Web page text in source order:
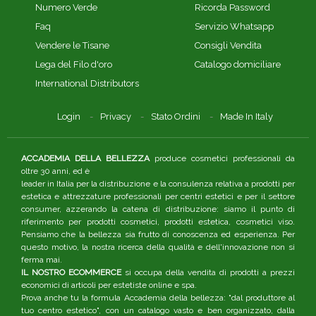
Numero Verde
Faq
Vendere le Tisane
Lega del Filo d'oro
International Distributors
Ricorda Password
Servizio Whatsapp
Consigli Vendita
Catalogo domiciliare
Login Privacy Stato Ordini Made In Italy
ACCADEMIA DELLA BELLEZZA produce cosmetici professionali da
oltre 30 anni, ed è
leader in Italia per la distribuzione e la consulenza relativa a prodotti per
estetica e attrezzature professionali per centri estetici e per il settore
consumer, azzerando la catena di distribuzione: siamo il punto di
riferimento per prodotti cosmetici, prodotti estetica, cosmetici viso.
Pensiamo che la bellezza sia frutto di conoscenza ed esperienza. Per
questo motivo, la nostra ricerca della qualità e dell'innovazione non si
ferma mai.
IL NOSTRO ECOMMERCEsi occupa della vendita di prodotti a prezzi
economici di articoli per estetiste online e spa.
Prova anche tu la formula Accademia della bellezza: "dal produttore al
tuo centro estetico", con un catalogo vasto e ben organizzato, dalla